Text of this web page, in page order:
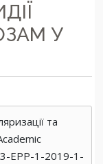
У
та
EPP-1-2019-1-